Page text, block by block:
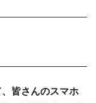
皆さんのスマホ